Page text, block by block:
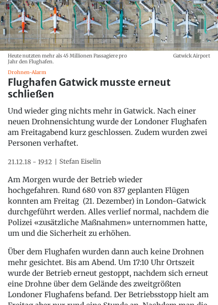
Heute nutzten mehr als 45 Millionen Passagiere pro
Jahr den Flughafen.
Gatwick Airport
Drohnen-Alarm
Flughafen Gatwick musste erneut
schließen
Und wieder ging nichts mehr in Gatwick. Nach einer
neuen Drohnensichtung wurde der Londoner Flughafen
am Freitagabend kurz geschlossen. Zudem wurden zwei
Personen verhaftet.
21.12.18 - 19:12 Stefan Eiselin
Am Morgen wurde der Betrieb wieder
hochgefahren. Rund 680 von 837 geplanten Flügen
konnten am Freitag (21. Dezember) in London-Gatwick
durchgeführt werden. Alles verlief normal, nachdem die
Polizei «zusätzliche Maßnahmen» unternommen hatte,
um und die Sicherheit zu erhöhen.
Über dem Flughafen wurden dann auch keine Drohnen
mehr gesichtet. Bis am Abend. Um 17:10 Uhr Ortszeit
wurde der Betrieb erneut gestoppt, nachdem sich erneut
eine Drohne über dem Gelände des zweitgrößten
Londoner Flughafens befand. Der Betriebsstopp hielt am